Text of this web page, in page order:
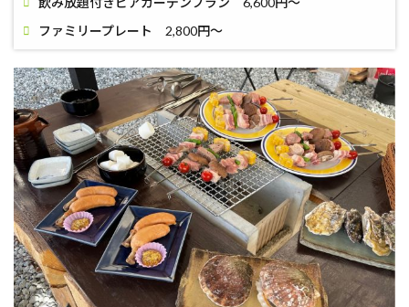
ファミリープレート 2,800円〜